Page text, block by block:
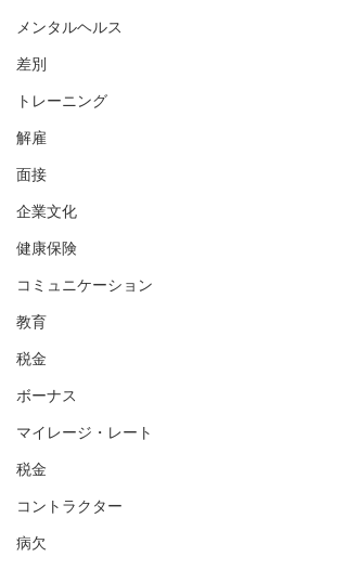
メンタルヘルス
差別
トレーニング
解雇
面接
企業文化
健康保険
コミュニケーション
教育
税金
ボーナス
マイレージ・レート
税金
コントラクター
病欠